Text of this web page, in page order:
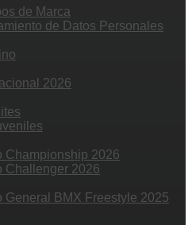
de Marca
de Datos Personales
2026
Championship 2026
Challenger 2026
General BMX Freestyle 2025